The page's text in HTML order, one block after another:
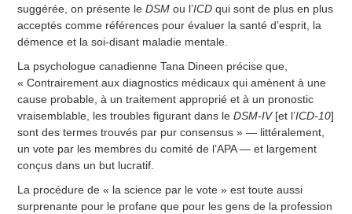
suggérée, on présente leDSM ou l’ICD qui sont de plus en plus
acceptés comme références pour évaluer la santé d’esprit, la
démence et la soi-disant maladie mentale.
La psychologue canadienne Tana Dineen précise que,
« Contrairement aux diagnostics médicaux qui amènent à une
cause probable, à un traitement approprié et à un pronostic
vraisemblable, les troubles figurant dans leDSM-IV[et l’ICD-10]
sont des termes trouvés par pur consensus » — littéralement,
un vote par les membres du comité de l’APA — et largement
conçus dans un but lucratif.
La procédure de « la science par le vote » est toute aussi
surprenante pour le profane que pour les gens de la profession